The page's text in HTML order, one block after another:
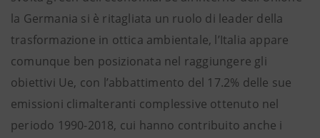
la Germania si è ritagliata un ruolo di leader della
trasformazione in ottica ambientale, l’Italia appare
comunque ben posizionata nel raggiungere gli
obiettivi Ue, con l’abbattimento del 17.2% delle sue
emissioni climalteranti complessive ottenuto nel
periodo 1990-2018, cui hanno contribuito anche i